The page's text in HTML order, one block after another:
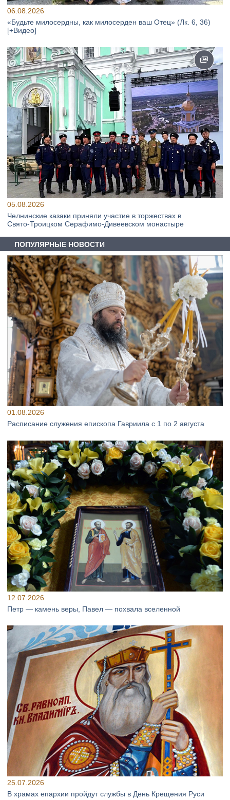
06.08.2026
«Будьте милосердны, как милосерден ваш Отец» (Лк. 6, 36)
[+Видео]
05.08.2026
Челнинские казаки приняли участие в торжествах в
Свято‑Троицком Серафимо‑Дивеевском монастыре
ПОПУЛЯРНЫЕ НОВОСТИ
01.08.2026
Расписание служения епископа Гавриила с 1 по 2 августа
12.07.2026
Петр — камень веры, Павел — похвала вселенной
25.07.2026
В храмах епархии пройдут службы в День Крещения Руси